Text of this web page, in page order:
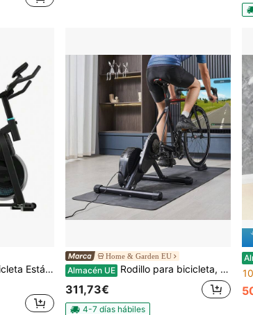
Dispositivos, Pulsómetro, Resistencia por Fricción, Sillín y Manillar Ajustables
Home & Garden EU
Almacén UE Rodillo para bicicleta, 1-13 niveles, ruedas de 26-29 pulgadas y 700C, soporte inteligente para bicicleta estática para ejercicio en interiores con bloque elevador de rueda delantera, apto para bicicletas de carretera y de montaña, compatible con la aplicación Zwift
311,73€
4-7 días hábiles